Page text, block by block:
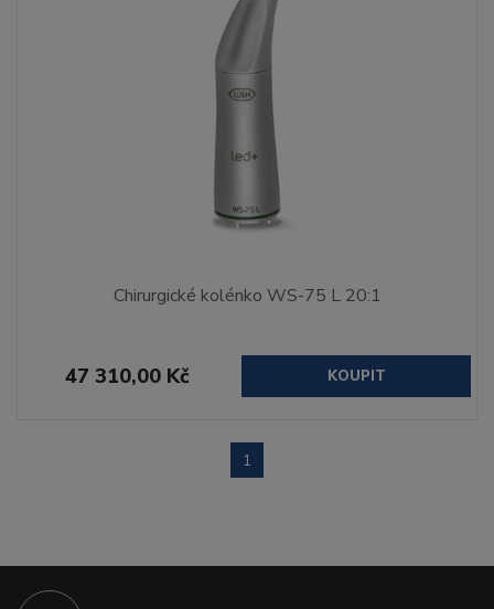
Chirurgické kolénko WS-75 L 20:1
47 310,00 Kč KOUPIT
1